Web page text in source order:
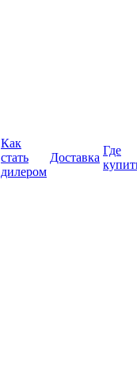
Как
стать
дилером
Доставка
Где